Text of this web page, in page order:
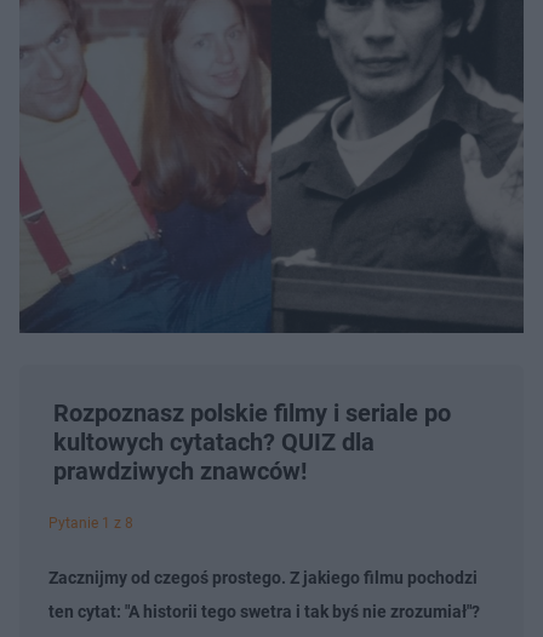
Rozpoznasz polskie filmy i seriale po
kultowych cytatach? QUIZ dla
prawdziwych znawców!
Pytanie 1 z 8
Zacznijmy od czegoś prostego. Z jakiego filmu pochodzi
ten cytat: "A historii tego swetra i tak byś nie zrozumiał"?